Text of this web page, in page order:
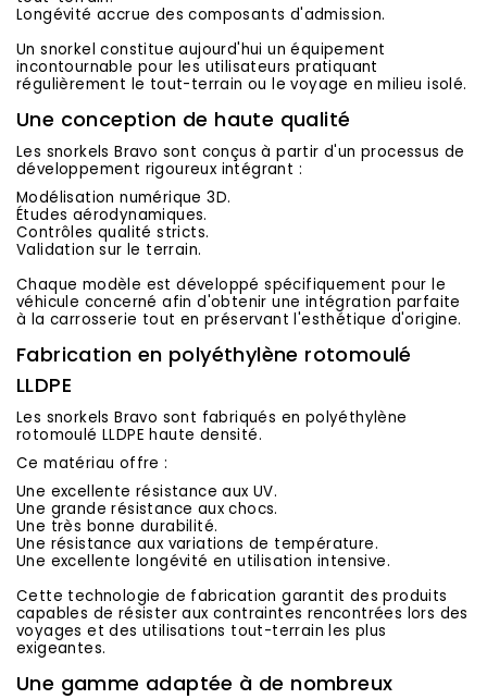
Longévité accrue des composants d'admission.
Un snorkel constitue aujourd'hui un équipement
incontournable pour les utilisateurs pratiquant
régulièrement le tout-terrain ou le voyage en milieu isolé.
Une conception de haute qualité
Les snorkels Bravo sont conçus à partir d'un processus de
développement rigoureux intégrant :
Modélisation numérique 3D.
Études aérodynamiques.
Contrôles qualité stricts.
Validation sur le terrain.
Chaque modèle est développé spécifiquement pour le
véhicule concerné afin d'obtenir une intégration parfaite
à la carrosserie tout en préservant l'esthétique d'origine.
Fabrication en polyéthylène rotomoulé
LLDPE
Les snorkels Bravo sont fabriqués en polyéthylène
rotomoulé LLDPE haute densité.
Ce matériau offre :
Une excellente résistance aux UV.
Une grande résistance aux chocs.
Une très bonne durabilité.
Une résistance aux variations de température.
Une excellente longévité en utilisation intensive.
Cette technologie de fabrication garantit des produits
capables de résister aux contraintes rencontrées lors des
voyages et des utilisations tout-terrain les plus
exigeantes.
Une gamme adaptée à de nombreux